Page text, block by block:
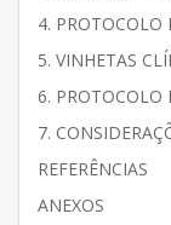
4. PROTOCOLO
5. VINHETAS
6. PROTOCOLO
7.
REFERÊNCIAS
ANEXOS